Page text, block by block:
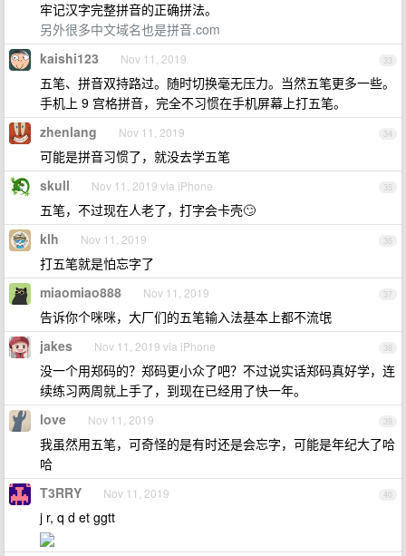
牢记汉字完整拼音的正确拼法。
另外很多中文域名也是拼音.com
33
kaishi123 Nov 11, 2019
五笔、拼音双持路过。随时切换毫无压力。当然五笔更多一些。
手机上 9 宫格拼音，完全不习惯在手机屏幕上打五笔。
34
zhenlang Nov 11, 2019
可能是拼音习惯了，就没去学五笔
35
skull Nov 11, 2019 via iPhone
五笔，不过现在人老了，打字会卡壳🙄
36
klh Nov 11, 2019
打五笔就是怕忘字了
37
miaomiao888 Nov 11, 2019
告诉你个咪咪，大厂们的五笔输入法基本上都不流氓
38
jakes Nov 11, 2019 via iPhone
没一个用郑码的？郑码更小众了吧？不过说实话郑码真好学，连
续练习两周就上手了，到现在已经用了快一年。
39
love Nov 11, 2019
我虽然用五笔，可奇怪的是有时还是会忘字，可能是年纪大了哈
哈
40
T3RRY Nov 11, 2019
j r, q d et ggtt